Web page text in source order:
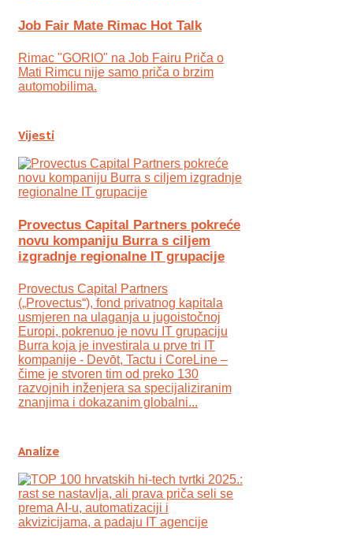
Job Fair Mate Rimac Hot Talk
Rimac "GORIO" na Job Fairu Priča o
Mati Rimcu nije samo priča o brzim
automobilima.
Vijesti
Provectus Capital Partners pokreće
novu kompaniju Burra s ciljem
izgradnje regionalne IT grupacije
Provectus Capital Partners
(„Provectus“), fond privatnog kapitala
usmjeren na ulaganja u jugoistočnoj
Europi, pokrenuo je novu IT grupaciju
Burra koja je investirala u prve tri IT
kompanije - Devōt, Tactu i CoreLine –
čime je stvoren tim od preko 130
razvojnih inženjera sa specijaliziranim
znanjima i dokazanim globalni...
Analize